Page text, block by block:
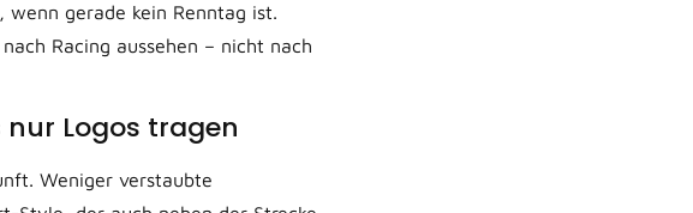
gerade kein Renntag ist.
Racing aussehen – nicht nach
Logos tragen
Weniger verstaubte